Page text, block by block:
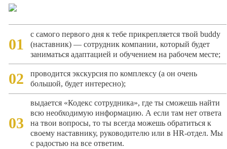
01
с самого первого дня к тебе прикрепляется твой buddy
(наставник) — сотрудник компании, который будет
заниматься адаптацией и обучением на рабочем месте;
02
проводится экскурсия по комплексу (а он очень
большой, будет интересно);
03
выдается «Кодекс сотрудника», где ты сможешь найти
всю необходимую информацию. А если там нет ответа
на твои вопросы, то ты всегда можешь обратиться к
своему наставнику, руководителю или в HR-отдел. Мы
с радостью на все ответим.